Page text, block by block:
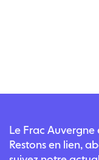
Le Frac
Restons en lien,